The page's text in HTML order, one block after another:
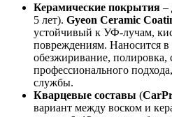
Керамические покрытия –
5 лет). Gyeon Ceramic
устойчивый к УФ-лучам,
повреждениям. Наносится в
обезжиривание, полировка,
профессионального
службы.
Кварцевые составы (
вариант между воском и